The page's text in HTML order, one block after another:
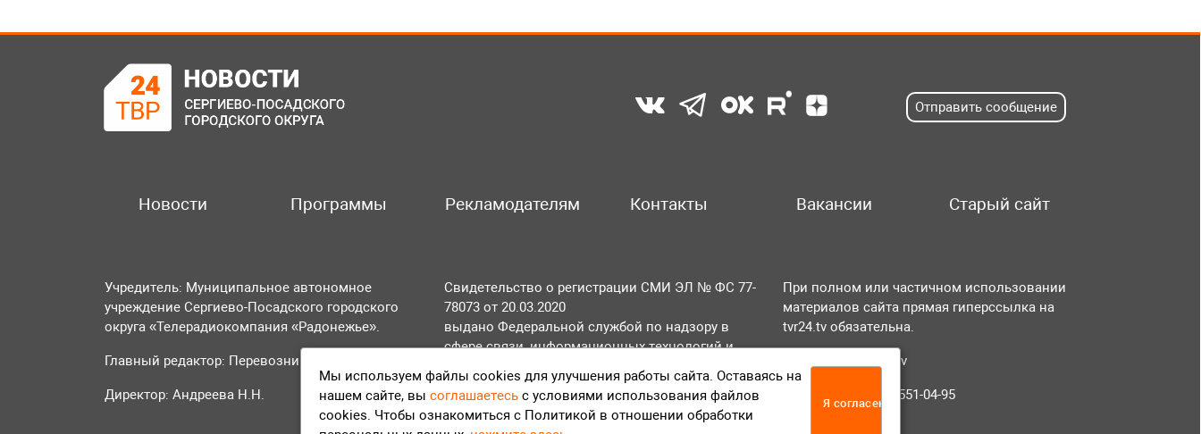
Отправить сообщение
Новости Программы Рекламодателям Контакты Вакансии Старый сайт
Учредитель: Муниципальное автономное
учреждение Сергиево-Посадского городского
округа «Телерадиокомпания «Радонежье».
Главный редактор: Перевозникова О.А.
Директор: Андреева Н.Н.
Свидетельство о регистрации СМИ ЭЛ № ФС 77-
78073 от 20.03.2020
выдано Федеральной службой по надзору в
сфере связи, информационных технологий и
массовых коммуникаций (Роскомнадзор).
Положение об обработке персональных данных
При полном или частичном использовании
материалов сайта прямая гиперссылка на
tvr24.tv обязательна.
info@tvr24.tv
Телефон: +7 (496) 551-04-95
Мы используем файлы cookies для улучшения работы сайта. Оставаясь на
нашем сайте, вы соглашаетесь с условиями использования файлов
cookies. Чтобы ознакомиться с Политикой в отношении обработки
Я согласен